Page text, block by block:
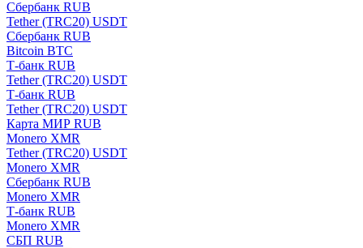
Сбербанк RUB
Tether (TRC20) USDT
Сбербанк RUB
Bitcoin BTC
Т-банк RUB
Tether (TRC20) USDT
Т-банк RUB
Tether (TRC20) USDT
Карта МИР RUB
Monero XMR
Tether (TRC20) USDT
Monero XMR
Сбербанк RUB
Monero XMR
Т-банк RUB
Monero XMR
СБП RUB